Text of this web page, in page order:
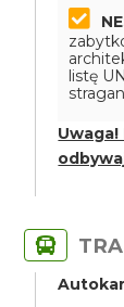
listę
Autokar